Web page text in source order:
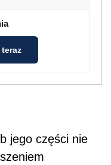
jego części nie